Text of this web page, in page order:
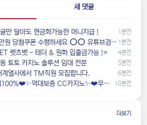
새 댓글
만 달아도 현금화가능한 머니지급 ! 1분전
☘️️신규 20만원 당첨쿠폰 수령하세요 ⭕️⭕️ 유튜브검색 > 수아영상방☘️ 1분전
렛츠벳 - 테더 & 원화 입출금가능 !⭐️ 4분전
토토 카지노 솔루션 임대 전문 5분전
계열사에서 TM직원 모집합니다. 6분전
❤️️입플최대100%❤️✨억대보증 CC카지노✨❤️무기명테더가입O❤️블랙가입O❤️승인전화X❤️ 10분전
더보기